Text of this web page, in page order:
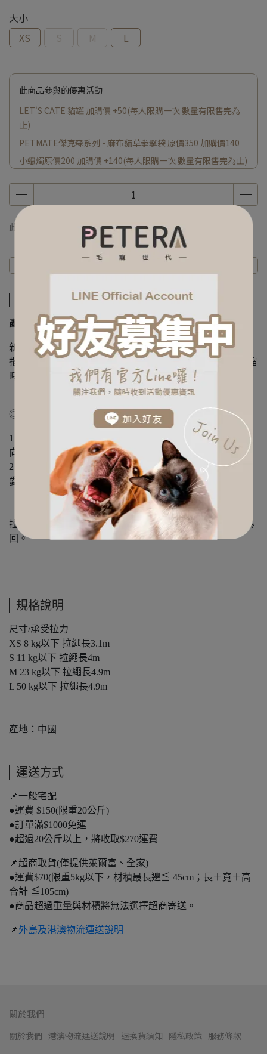
大小
XS
S M L
此商品參與的優惠活動
LET'S CATE 貓罐 加購價 +50(每人限購一次 數量有限售完為
止)
PETMATE傑克森系列 - 麻布貓草拳擊袋 原價350 加購價140
小蠟燭原價200 加購價 +140(每人限購一次 數量有限售完為止)
此商品 「 最高 」可以折抵紅利475點 (約等於NT$475
產品說明 :
新型專利軟膠握把，遛狗時更省力，減緩狗狗暴衝時對手、
指、掌的傷害，單手操控止煞與伸縮系統。不纏線設計伸縮
時沒困擾。
◎ 使用方法 ◎
1、抓住握把手持牽狗器，使繩索輕柔地隨著愛犬移動的方
向放出，愛犬可享受最佳的行動自由
2、大拇指往後扣下鎖住鍵，即可停止愛犬的自由奔跑，讓
愛犬在您的範圍內活動
拉回愛犬 : 大拇指往前推即打開鎖住鍵，慢慢將繩索自動卷
回。
規格說明
尺寸/承受拉力
XS 8 kg以下 拉繩長3.1m
S 11 kg以下 拉繩長4m
M 23 kg以下 拉繩長4.9m
L 50 kg以下 拉繩長4.9m
產地：中國
運送方式
📌一般宅配
●運費 $150(限重20公斤)
●訂單滿$1000免運
●超過20公斤以上，將收取$270運費
📌超商取貨(僅提供萊爾富、全家)
●運費$70(限重5kg以下，材積最長邊≦ 45cm；長＋寬＋高
合計 ≦105cm)
●商品超過重量與材積將無法選擇超商寄送。
📌外島及港澳物流運送說明
關於我們
關於我們 港澳物流運送說明 退換貨須知 隱私政策 服務條款